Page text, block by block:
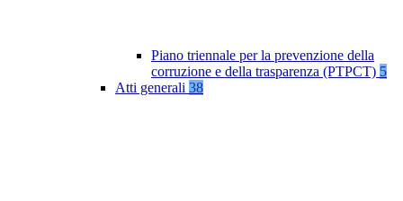
Piano triennale per la prevenzione della
corruzione e della trasparenza (PTPCT) 5
Atti generali 38